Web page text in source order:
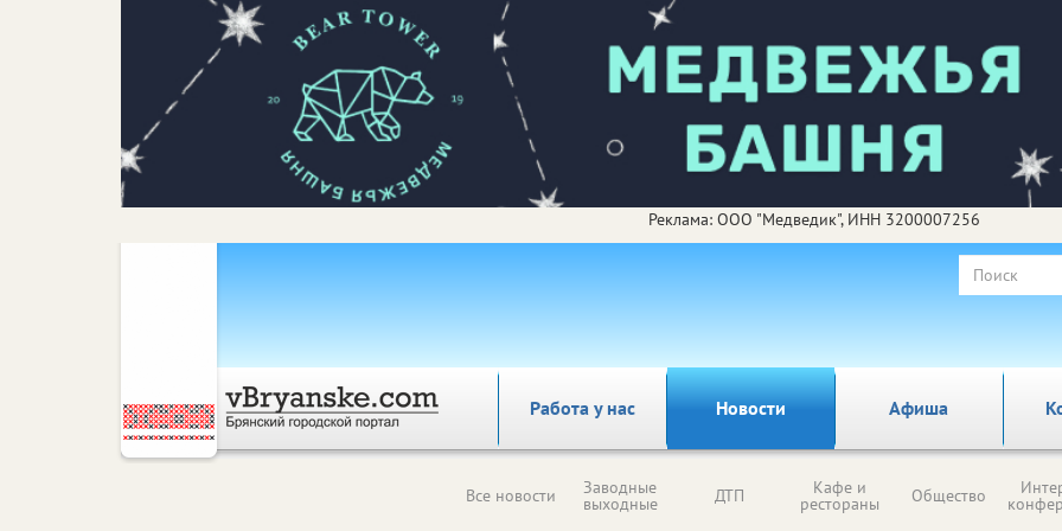
Реклама: ООО "Медведик", ИНН 3200007256
Работа у нас Новости Афиша
Все новости Заводные
выходные ДТП Кафе и
рестораны Общество